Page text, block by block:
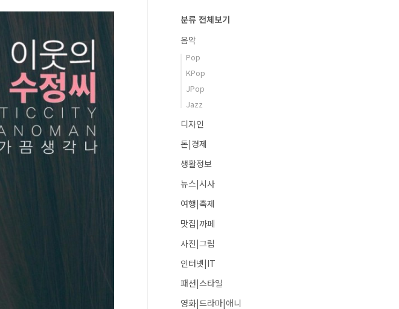
분류 전체보기
음악
Pop
KPop
JPop
Jazz
디자인
돈|경제
생활정보
뉴스|시사
여행|축제
맛집|까페
사진|그림
인터넷|IT
패션|스타일
영화|드라마|애니